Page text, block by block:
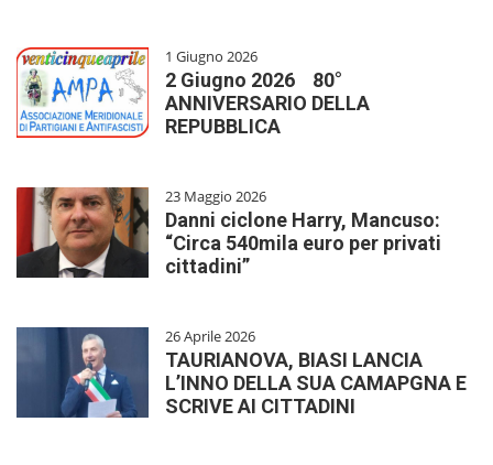
1 Giugno 2026
2 Giugno 2026 80°
ANNIVERSARIO DELLA
REPUBBLICA
23 Maggio 2026
Danni ciclone Harry, Mancuso:
“Circa 540mila euro per privati
cittadini”
26 Aprile 2026
TAURIANOVA, BIASI LANCIA
L’INNO DELLA SUA CAMAPGNA E
SCRIVE AI CITTADINI